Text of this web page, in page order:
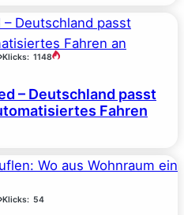
Klicks: 1148
– Deutschland passt
Fahren
Klicks: 54